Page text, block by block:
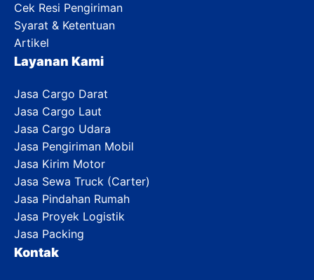
Cek Resi Pengiriman
Syarat & Ketentuan
Artikel
Layanan Kami
Jasa Cargo Darat
Jasa Cargo Laut
Jasa Cargo Udara
Jasa Pengiriman Mobil
Jasa Kirim Motor
Jasa Sewa Truck (Carter)
Jasa Pindahan Rumah
Jasa Proyek Logistik
Jasa Packing
Kontak